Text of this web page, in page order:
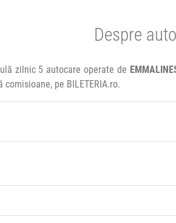
Despre
zilnic 5 autocare operate de
pe BILETERIA.ro.